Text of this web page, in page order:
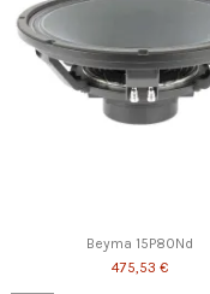
Beyma 15P80Nd
475,53 €